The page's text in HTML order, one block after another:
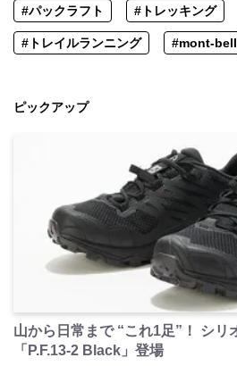
#パックラフト #トレッキング
#トレイルランニング #mont-bell
ピックアップ
山から日常まで “これ1足”！ シリ
「P.F.13-2 Black」登場